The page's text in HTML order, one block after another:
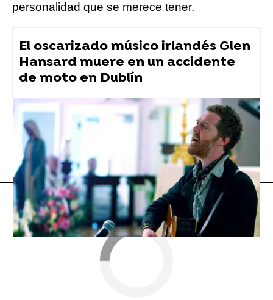
personalidad que se merece tener.
El oscarizado músico irlandés Glen
Hansard muere en un accidente
de moto en Dublín
Flooxer Now » Música
K-pop